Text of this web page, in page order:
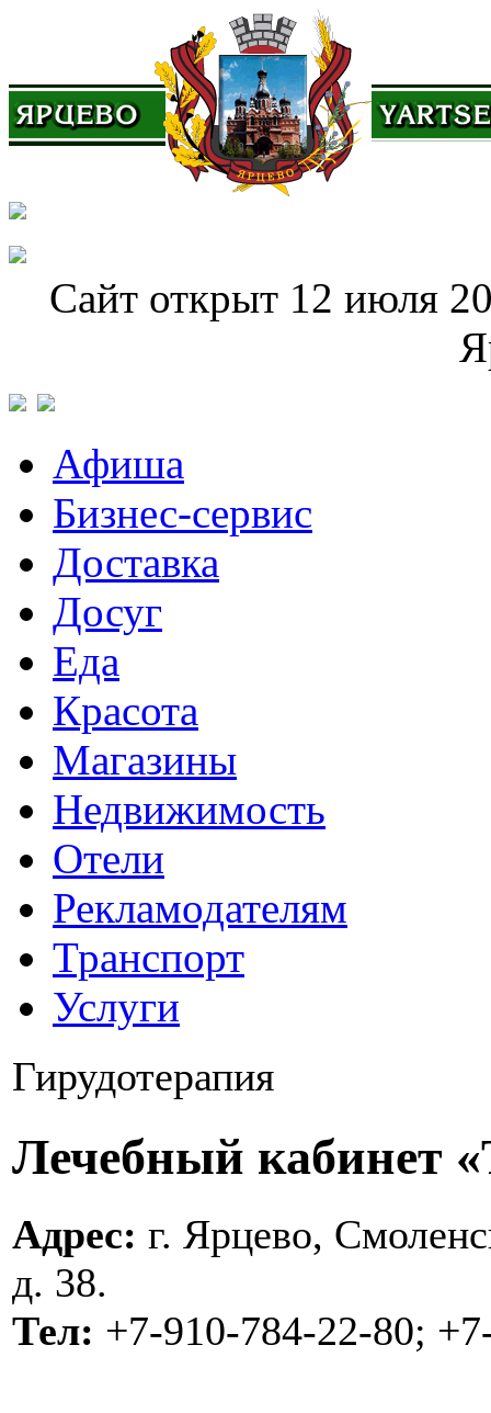
Сайт открыт 12 июля
Афиша
Бизнес-сервис
Доставка
Досуг
Еда
Красота
Магазины
Недвижимость
Отели
Рекламодателям
Транспорт
Услуги
Гирудотерапия
Лечебный кабинет
Адрес: г. Ярцево,
д. 38.
Тел: +7-910-784-22-80;